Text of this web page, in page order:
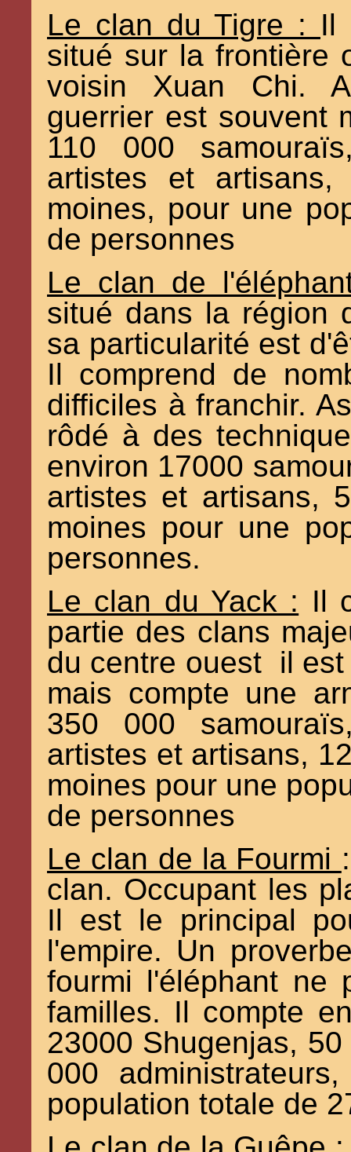
Le clan du Tigre : Il
situé sur la frontière
voisin Xuan Chi.
guerrier est souvent
110 000
artistes et artisans,
moines, pour une
de personnes
Le clan de
situé dans la région
sa particularité est
Il comprend de
difficiles à franchir.
rôdé à des
environ 17000
artistes et artisans,
moines pour une
personnes.
Le clan du Yack : Il
partie des clans
du centre ouest il
mais compte une
350 000
artistes et artisans,
moines pour une
de personnes
Le clan de la Fourmi
clan. Occupant les
Il est le principal
l'empire. Un
fourmi l'éléphant ne
familles. Il compte
23000 Shugenjas,
000
population totale de